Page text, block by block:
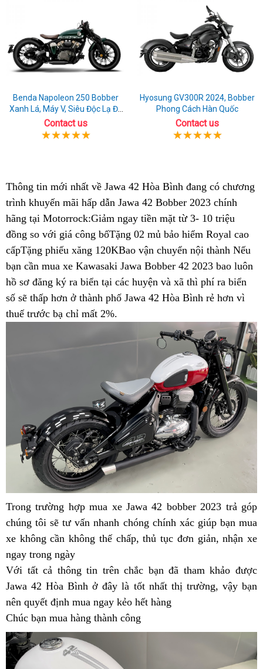
đồng
tại
Hòa
Bình
Benda Napoleon 250 Bobber
Xanh Lá, Máy V, Siêu Độc Lạ Đã
Có Sẵn Xe
Contact us
Hyosung GV300R 2024, Bobber
Phong Cách Hàn Quốc
Contact us
Thông tin mới nhất về Jawa 42 Hòa Bình đang có chương
trình khuyến mãi Hàn
Quốc
hấp dẫn Jawa 42 Bobber 2023 chính
hãng tại Motorrock:Giảm ngay tiền mặt từ 3- 10 triệu
đồng so với giá công bốthể
thao
Tặng 02 mủ bảo hiểm Royal giá
vừa
phải
cao
cấpTặng phiếu xăng 120Kgiá
vố
Bao vận chuyển nội thành yên
cao
bao
nhiêu
Nếu
bạn cần mua xe Kawasaki Jawa Bobber 42 2023 tem
nhãn
đẹp
dẫn
bao luôn
hồ sơ đăng ký ra biển mua
Jawa
42
góp
tại
Hòa
Bình
tại các huyện và xã thì phí ra biển
số sẽ thấp hơn ở thành phố Jawa
Bình
không
Jawa 42 Hòa Bình rẻ hơn vì
thuế trước bạ chỉ mất 2%mua
42
0
đồng
tại
Hòa
Bình
.
Trong trường hợpHòa
Bình
bán
42
chính
hãng
mua xe Jawa 42 bobber 2023 trả góp
chúng tôi sẽ tư vấn nhanh chóng chính xác giúp bạnJawa
42
Bình
đắt
mua
xe không cần không thế chấp, danh
thủ tục đơn giản, đăng
xe
nhận xe
ngay trong ngày
hạ
Với tất cả thông tin trênJawa
42
Hòa
Bình
đắt
giá
bán
chắc bạn đã tham khảo được
Jawa 42 Hòa Bình ở đây là tốt nhất thị trường, chất
vậy bạn
nên Jawa
42
Hòa
Bình
quyết định mua ngay kẻo hết hàng
Chúc bạn mua hàng thành công